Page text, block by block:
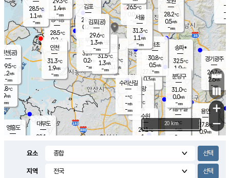
의도
℃
m/s
mm
영흥도
과천
27.0℃
0.3m/s
- mm
용인
27.8℃
0.9m/s
경기광주
26.7℃
2.6m/s
-mm
대부도
28.1
경서동
28.5℃
0.2 m/s
-mm
28.5℃
1.1 m/s
-mm
-
-m/
-
의왕
- ℃
m/s
mm
김포
29.8℃
0.2 m/s
mm
광명
32.9 ℃
0.1 m/s
-mm
부천
31.9℃
0.2m/s
-mm
℃
1.4m/s
-mm
구로
31.5℃
1.3m/s
-mm
26.5℃
0.0 m/s
- mm
28.2℃
0.5m/s
-mm
송파*
32.5℃
1.9m/s
-mm
서초
30.8℃
0.5m/s
-mm
기흥구갈
-℃
-m/s
-
수리산길
-℃
-m/s
-mm
분당구
31.0℃
0.0m/s
-mm
인천(공)
29.5℃
1.2m/s
-mm
김포(공)
29.6℃
1.3m/s
-mm
수원
29.1℃
1 m/s
인천
31.3℃
1.9m/s
-mm
서울
31.3℃
1.1 m/s
-mm
+
−
20 km
요소
지역